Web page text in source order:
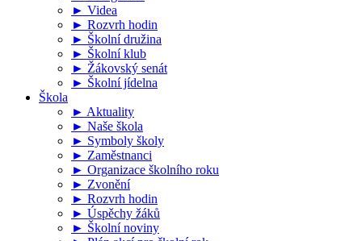
► Videa
► Rozvrh hodin
► Školní družina
► Školní klub
► Žákovský senát
► Školní jídelna
Škola
► Aktuality
► Naše škola
► Symboly školy
► Zaměstnanci
► Organizace školního roku
► Zvonění
► Rozvrh hodin
► Úspěchy žáků
► Školní noviny